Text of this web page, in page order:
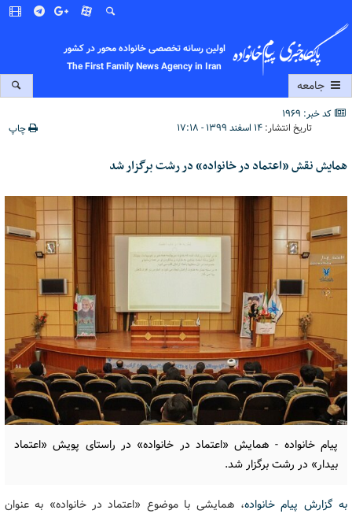
اولین رسانه تخصصی خانواده محور در کشور
The First Family News Agency in Iran
جامعه
کد خبر: 1969
تاریخ انتشار:۱۴ اسفند ۱۳۹۹ - ۱۷:۱۸ چاپ
همایش نقش «اعتماد در خانواده» در رشت برگزار شد
پیام خانواده - همایش «اعتماد در خانواده» در راستای پویش «اعتماد
بیدار» در رشت برگزار شد.
به گزارش پیام خانواده، همایشی با موضوع «اعتماد در خانواده» به عنوان